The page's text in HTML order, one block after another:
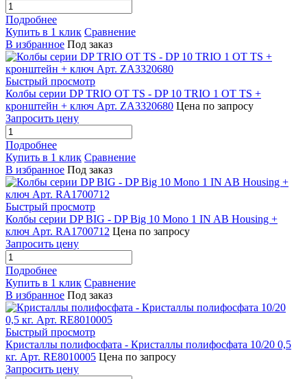
Подробнее
Купить в 1 клик Сравнение
В избранное Под заказ
Быстрый просмотр
Колбы серии DP TRIO OT TS - DP 10 TRIO 1 OT TS +
кронштейн + ключ Арт. ZA3320680 Цена по запросу
Запросить цену
Подробнее
Купить в 1 клик Сравнение
В избранное Под заказ
Быстрый просмотр
Колбы серии DP BIG - DP Big 10 Mono 1 IN AB Housing +
ключ Арт. RA1700712 Цена по запросу
Запросить цену
Подробнее
Купить в 1 клик Сравнение
В избранное Под заказ
Быстрый просмотр
Кристаллы полифосфата - Кристаллы полифосфата 10/20 0,5
кг. Арт. RE8010005 Цена по запросу
Запросить цену